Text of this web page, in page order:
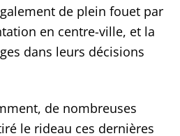
de plein fouet par
en centre-ville, et la
dans leurs décisions
de nombreuses
le rideau ces dernières